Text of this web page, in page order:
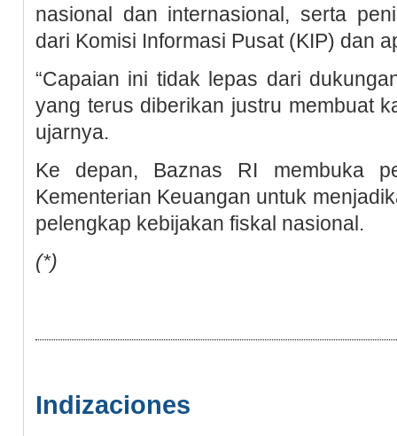
nasional dan internasional, serta
dari Komisi Informasi Pusat (KIP) dan
“Capaian ini tidak lepas dari
yang terus diberikan justru membuat
ujarnya.
Ke depan, Baznas RI membuka
Kementerian Keuangan untuk
pelengkap kebijakan fiskal nasional.
(*)
Indizaciones